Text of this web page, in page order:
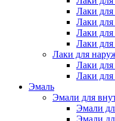
Лаки
Лаки для
Лаки для
Лаки для
Лаки для
Лаки для
Лаки для
Эмаль
Эмали для
Эмали
Эмали